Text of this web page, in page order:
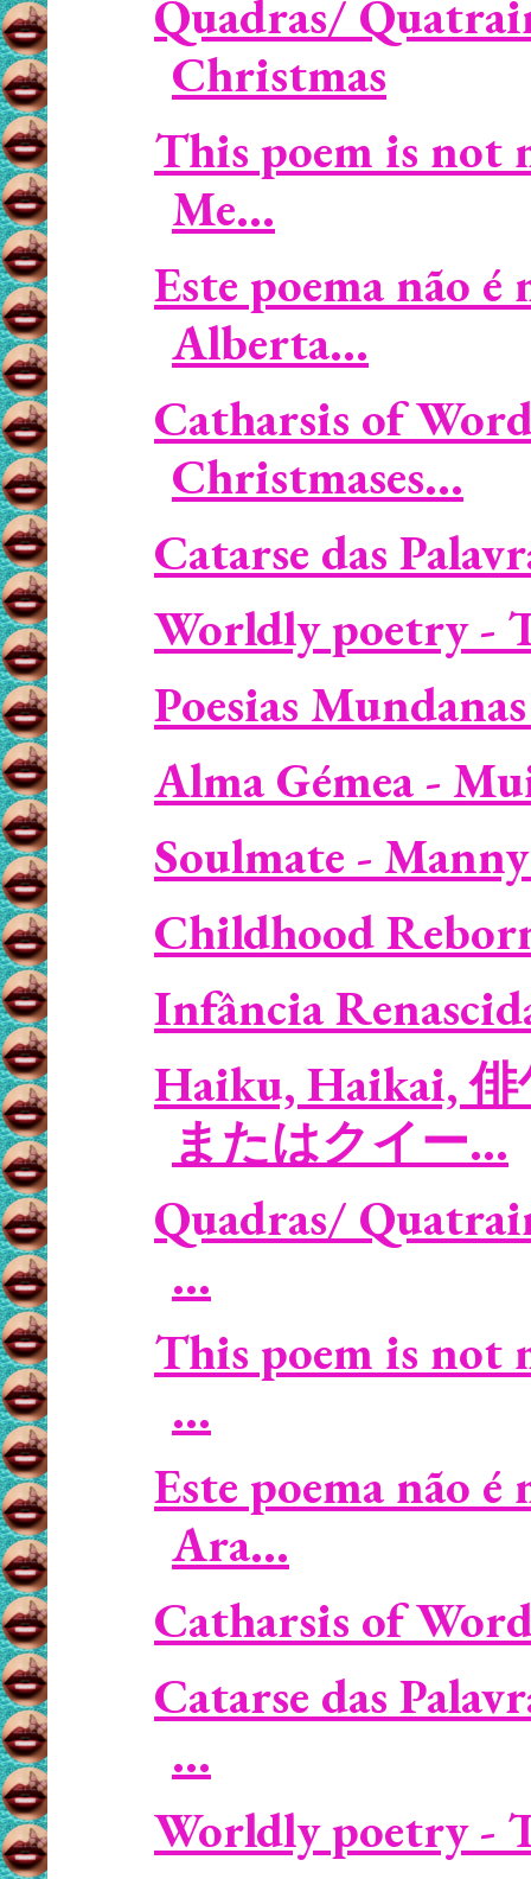
Quadras/
Christmas
This poem is not
Me...
Este poema não
Alberta...
Catharsis of
Christmases...
Catarse das
Worldly poetry -
Poesias
Alma Gémea -
Soulmate -
Childhood
Infância
Haiku, Haikai,
またはクイー...
Quadras/
...
This poem is not
...
Este poema não
Ara...
Catharsis of
Catarse das
...
Worldly poetry -